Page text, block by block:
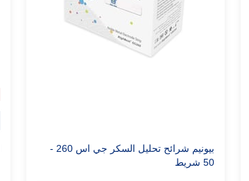
بيونيم شرائح تحليل السكر جي اس 260 -
50 شريط